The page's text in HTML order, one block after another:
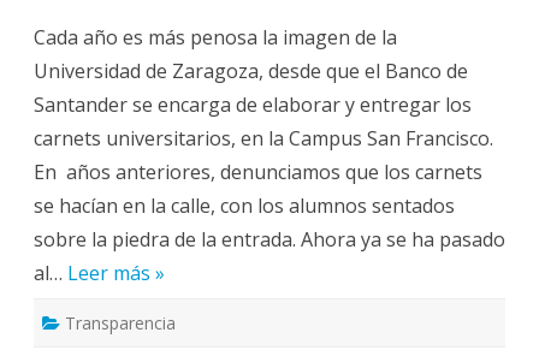
hacen
los
carnets
universitarios
en
el
Campus
S.
Francisco
Cada año es más penosa la imagen de la
Universidad de Zaragoza, desde que el Banco de
Santander se encarga de elaborar y entregar los
carnets universitarios, en la Campus San Francisco.
En años anteriores, denunciamos que los carnets
se hacían en la calle, con los alumnos sentados
sobre la piedra de la entrada. Ahora ya se ha pasado
al… Leer más »
Transparencia